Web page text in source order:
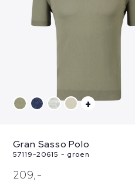
+
Gran Sasso Polo
57119-20615 - groen
209,-